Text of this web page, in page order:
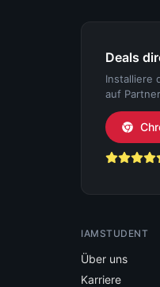
Deals
Installiere
auf
IAMSTUDENT
Über uns
Karriere